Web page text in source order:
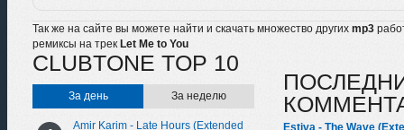
Так же на сайте вы можете найти и скачать множество других mp3
ремиксы на трек Let Me to You
CLUBTONE TOP 10
За день За неделю
Amir Karim - Late Hours (Extended